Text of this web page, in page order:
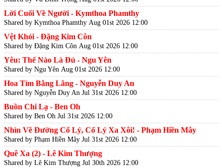
Lời Cuối Về Người - Kymthoa Phamthy
Shared by Kymthoa Phamthy Aug 01st 2026 12:00
Vệt Khói - Đặng Kim Côn
Shared by Đặng Kim Côn Aug 01st 2026 12:00
Yêu: Thế Nào Là Đủ - Ngu Yên
Shared by Ngu Yên Aug 01st 2026 12:00
Hoa Tím Bằng Lăng - Nguyễn Duy An
Shared by Nguyễn Duy An Jul 31st 2026 12:00
Buồn Chi Lạ - Ben Oh
Shared by Ben Oh Jul 31st 2026 12:00
Nhìn Về Đường Cố Lý, Cố Lý Xa Xôi! - Phạm Hiền Mây
Shared by Phạm Hiền Mây Jul 31st 2026 12:00
Quê Xa (2) - Lê Kim Thượng
Shared by Lê Kim Thượng Jul 30th 2026 12:00